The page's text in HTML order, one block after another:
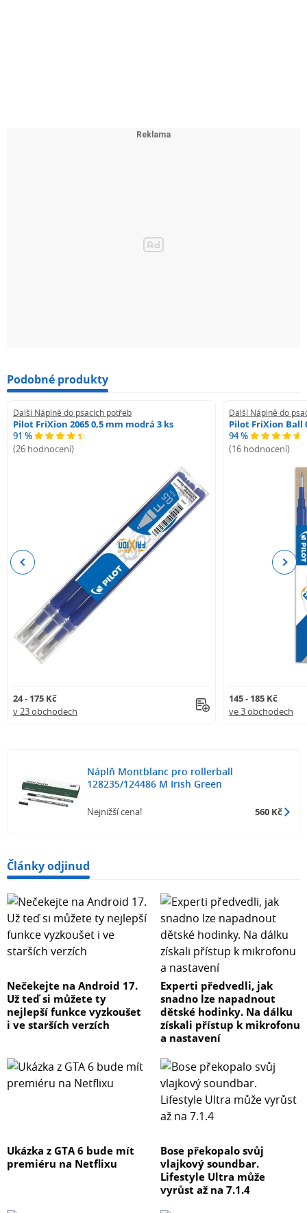
Podobné produkty
Další Náplně do psacích potřeb
Pilot FriXion 2065 0,5 mm modrá 3 ks
91 %
(26 hodnocení)
24 - 175 Kč
v 23 obchodech
Další Náplně do
Pilot FriXion Ball
94 %
(16 hodnocení)
145 - 185 Kč
ve 3 obchodech
Previous Next
Náplň Montblanc pro rollerball
128235/124486 M Irish Green
Nejnižší cena! 560 Kč
Články odjinud
Nečekejte na Android 17.
Už teď si můžete ty
nejlepší funkce vyzkoušet
i ve starších verzích
Experti předvedli, jak
snadno lze napadnout
dětské hodinky. Na dálku
získali přístup k mikrofonu
a nastavení
Ukázka z GTA 6 bude mít
premiéru na Netflixu
Bose překopalo svůj
vlajkový soundbar.
Lifestyle Ultra může
vyrůst až na 7.1.4